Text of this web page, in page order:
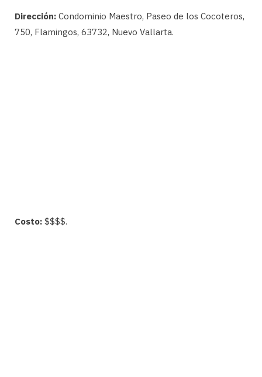
Dirección: Condominio Maestro, Paseo de los Cocoteros,
750, Flamingos, 63732, Nuevo Vallarta.
Costo: $$$$.